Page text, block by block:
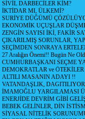
SİVİL DARBECİLER KİM?
İKTİDAR MI, ÜLKEMİ?
SURİYE DÜĞÜMÜ
EKONOMİK UÇUŞLAR
ZENGİN SAYISI İKİ, FAKİR
ÇIKARILMIŞ SORUNLAR,
SEÇİMDEN SONRAYA
27 Aralığın Önemi!! Bugün Ne
CUMHURBAŞKANI SEÇME
DEMOKRATLAR ve ÖTEKİLER
ALTILI MASANIN ADAYI !!
VATANDAŞLIK,
İMAMOĞLU YARGILAMASI
ENERJİDE DEVRİM GİBİ
BEBEK GELİNLER, DİN
SİYASAL NİTELİK